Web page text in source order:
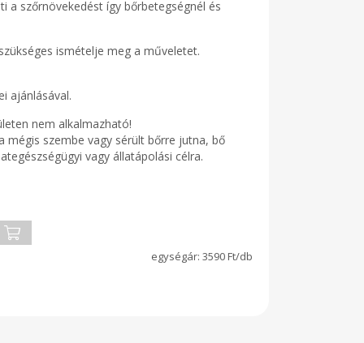
a szőrnövekedést így bőrbetegségnél és
ismételje meg a műveletet.
ajánlásával.
nem alkalmazható!
mégis szembe vagy sérült bőrre jutna, bő
vagy állatápolási célra.
3590 Ft/db